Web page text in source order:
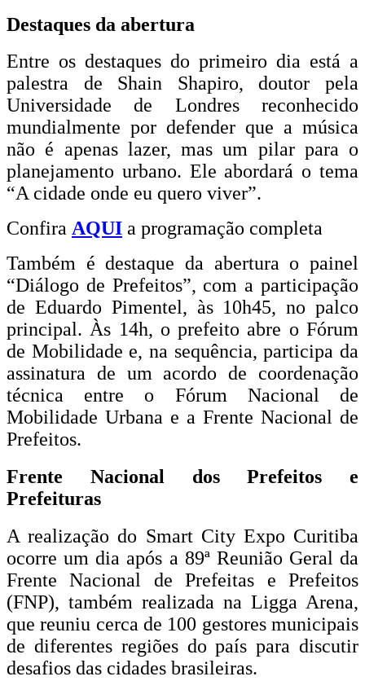
Destaques da abertura
Entre os destaques do primeiro dia está a
palestra de Shain Shapiro, doutor pela
Universidade de Londres reconhecido
mundialmente por defender que a música
não é apenas lazer, mas um pilar para o
planejamento urbano. Ele abordará o tema
“A cidade onde eu quero viver”.
Confira AQUI a programação completa
Também é destaque da abertura o painel
“Diálogo de Prefeitos”, com a participação
de Eduardo Pimentel, às 10h45, no palco
principal. Às 14h, o prefeito abre o Fórum
de Mobilidade e, na sequência, participa da
assinatura de um acordo de coordenação
técnica entre o Fórum Nacional de
Mobilidade Urbana e a Frente Nacional de
Prefeitos.
Frente Nacional dos Prefeitos e
Prefeituras
A realização do Smart City Expo Curitiba
ocorre um dia após a 89ª Reunião Geral da
Frente Nacional de Prefeitas e Prefeitos
(FNP), também realizada na Ligga Arena,
que reuniu cerca de 100 gestores municipais
de diferentes regiões do país para discutir
desafios das cidades brasileiras.